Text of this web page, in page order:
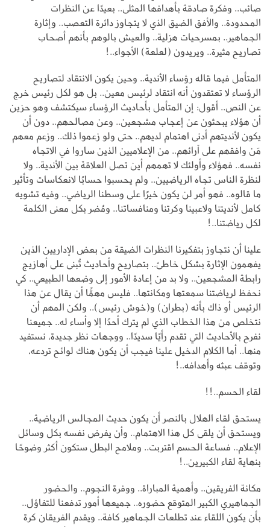
صائب.. وفكرة صادقة بأهدافها المثلى.. بعيدًا عن النظرات
المحدودة.. والأفق الضيق الذي لا يتجاوز دائرة التعصب.. وإثارة
الجماهير.. بمسرحيات هزلية.. والعيش بالوهم بأنهم أصحاب
تصاريح مثيرة.. ويريدون (لعلعة) الأجواء..!
المتأمل فيما قاله رؤساء الأندية.. وحين يكون الانتقاد لتصاريح
الرؤساء لا تعتقدون أنه انتقاد لرئيس معين.. بل هو لكل رئيس خرج
عن النص.. أقول: إن المتأمل بأحاديث الرؤساء سيكتشف وهو حزين
أن هؤلاء يبحثون عن إعجاب مشجعين.. وعن مصالحهم.. دون أن
يكون لأنديتهم أدنى اهتمام لديهم.. حتى ولو زعموا ذلك.. وزعم معهم
مَن وافقهم على آرائهم.. من الإعلاميين الذين ساروا في الاتجاه
نفسه.. فهؤلاء وأولئك لا تهمهم أين تصل العلاقة بين الأندية.. ولا
لنظرة الناس تجاه الرياضيين.. ولم يحسبوا حسابًا لانعكاسات وتأثير
ما قالوه.. فهو أمر لن يكون خيرًا على وسطنا الرياضي.. وفيه تشويه
كامل لأنديتنا ولاعبينا وكرتنا ومنافساتنا.. ومُضر بكل معنى الكلمة
لكل رياضتنا..!
علينا أن نتجاوز بتفكيرنا النظرات الضيقة من بعض الإداريين الذين
يفهمون الإثارة بشكل خاطئ.. بتصاريح وأحاديث تُبنى على أهازيج
رابطة المشجعين.. ولا بد من إعادة الأمور إلى وضعها الطبيعي.. كي
نحفظ لرياضتنا سمعتها ومكانتها.. فليس مهمًّا أن يقال عن هذا
الرئيس أو ذاك بأنه (بطران) و(خوش رئيس).. ولكن المهم أن
نتخلص من هذا الخطاب الذي لم يترك أحدًا إلا وأساء له.. جميعنا
نفرح بالأحاديث التي تقدم رأيًا سديدًا.. ووجهات نظر جديدة، نستفيد
منها.. أما الكلام الدخيل علينا فيجب أن يكون هناك لوائح تردعه،
وتوقف عبثه وأهدافه..!
لقاء الحسم..!!
يستحق لقاء الهلال بالنصر أن يكون حديث المجالس الرياضية..
ويستحق أن يلقى كل هذا الاهتمام.. وأن يفرض نفسه بكل وسائل
الإعلام.. فساعة الحسم اقتربت.. وملامح البطل ستكون أكثر وضوحًا
بنهاية لقاء الكبيرين..!
مكانة الفريقين.. وأهمية المباراة.. ووفرة النجوم.. والحضور
الجماهيري الكبير المتوقع حضوره.. جميعها أمور تدفعنا للتفاؤل..
بأن يكون اللقاء عند تطلعات الجماهير كافة.. ويقدم الفريقان كرة